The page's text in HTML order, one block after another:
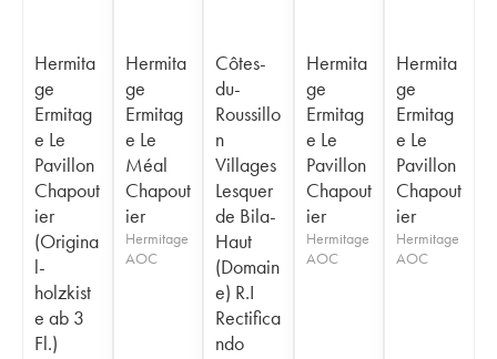
Hermita
ge
Ermitag
e Le
Pavillon
Chapout
ier
(Origina
l-
holzkist
e ab 3
Fl.)
Hermita
ge
Ermitag
e Le
Méal
Chapout
ier
Hermitage
AOC
Côtes-
du-
Roussillo
n
Villages
Lesquer
de Bila-
Haut
(Domain
e) R.I
Rectifica
ndo
Hermita
ge
Ermitag
e Le
Pavillon
Chapout
ier
Hermitage
AOC
Hermita
ge
Ermitag
e Le
Pavillon
Chapout
ier
Hermitage
AOC